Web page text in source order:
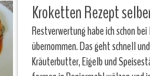
Kroketten Rezept
Restverwertung habe ich schon
übernommen. Das geht schnell
Kräuterbutter, Eigelb und